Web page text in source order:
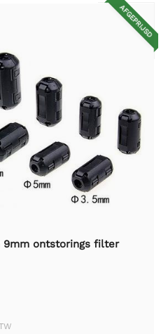
AFGEPRIJSD
9mm ontstorings filter